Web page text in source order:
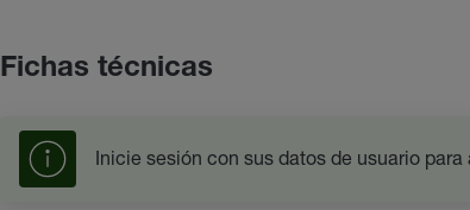
Fichas técnicas
Inicie sesión con sus datos de usuario